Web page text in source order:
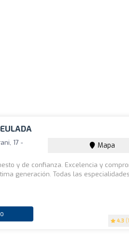
4.3
17 -
Mapa
y de confianza. Excelencia y
generación. Todas las